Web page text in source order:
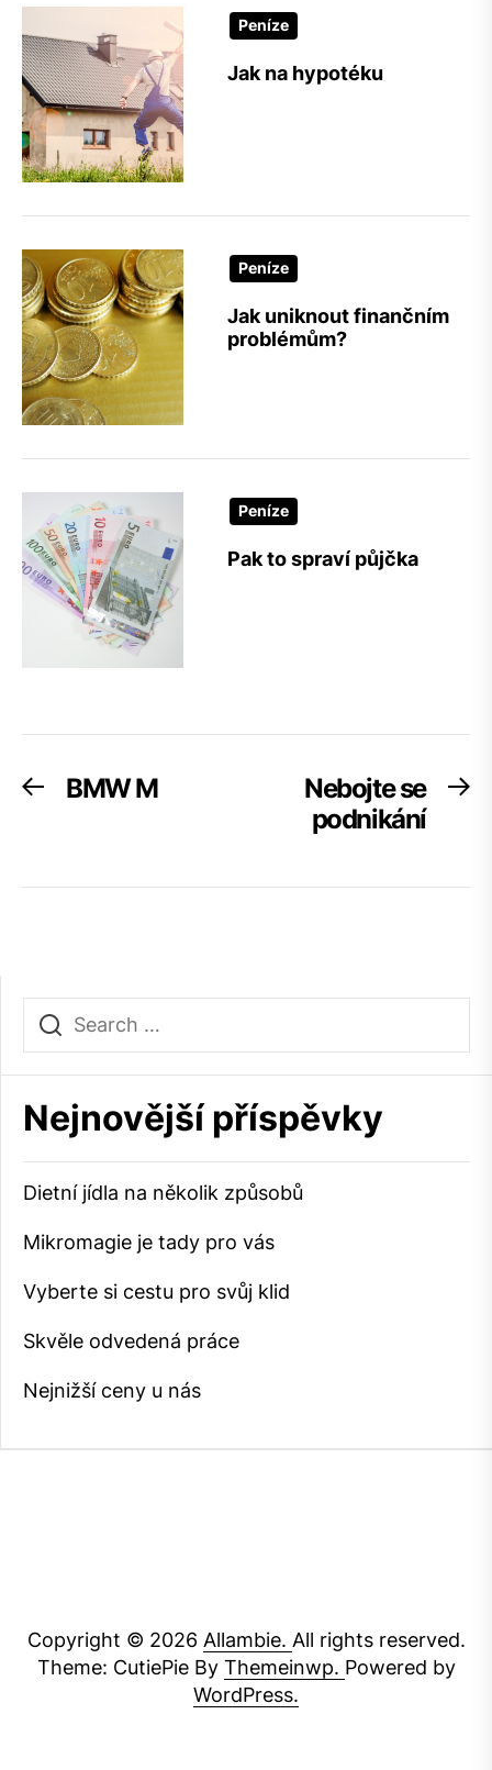
Peníze
Jak na hypotéku
Peníze
Jak uniknout finančním
problémům?
Peníze
Pak to spraví půjčka
Navigace
PreviousBMW M
Nebojte se
podnikání
Nejnovější příspěvky
Dietní jídla na několik způsobů
Mikromagie je tady pro vás
Vyberte si cestu pro svůj klid
Skvěle odvedená práce
Nejnižší ceny u nás
Copyright © 2026 Allambie. All rights reserved.
Theme: CutiePie By Themeinwp. Powered by
WordPress.